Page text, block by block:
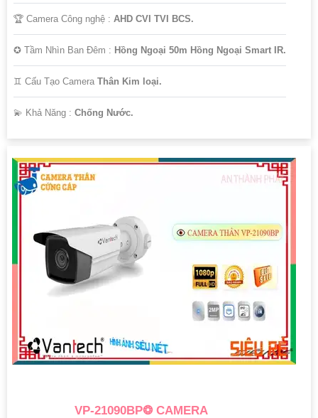
🏆 Camera Công nghệ : AHD CVI TVI BCS.
✪ Tầm Nhìn Ban Đêm : Hồng Ngoại 50m Hồng Ngoại Smart IR.
♊ Cấu Tạo Camera Thân Kim loại.
️💫 Khả Năng : Chống Nước.
VP-21090BP❂ CAMERA